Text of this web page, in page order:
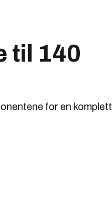
til 140
for en komplett